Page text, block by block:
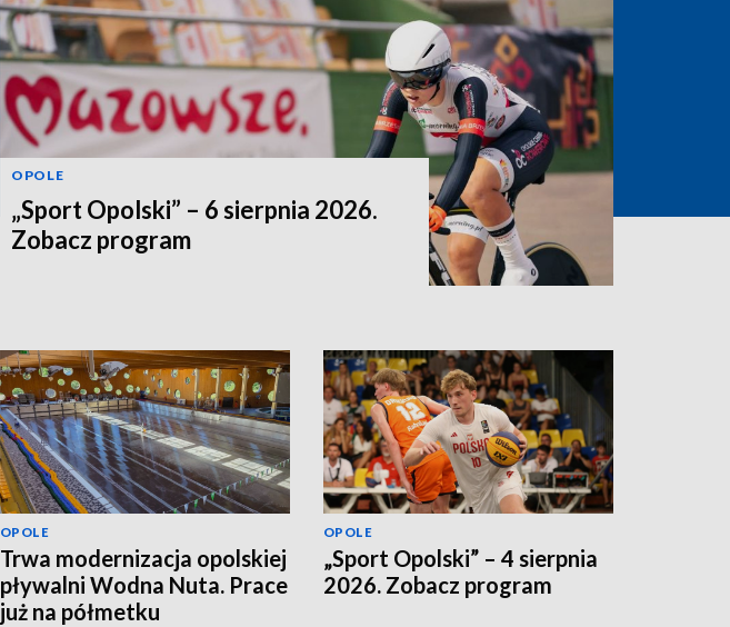
OPOLE
„Sport Opolski” – 6 sierpnia 2026.
Zobacz program
OPOLE
Trwa modernizacja opolskiej
pływalni Wodna Nuta. Prace
już na półmetku
OPOLE
„Sport Opolski” – 4 sierpnia
2026. Zobacz program